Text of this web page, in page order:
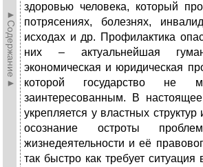
►Содержание►
здоровью человека, который
потрясениях, болезнях,
исходах и др. Профилактика
них – актуальнейшая
экономическая и юридическая
которой государство не
заинтересованным. В
укрепляется у властных
осознание остроты
жизнедеятельности и её
так быстро как требует